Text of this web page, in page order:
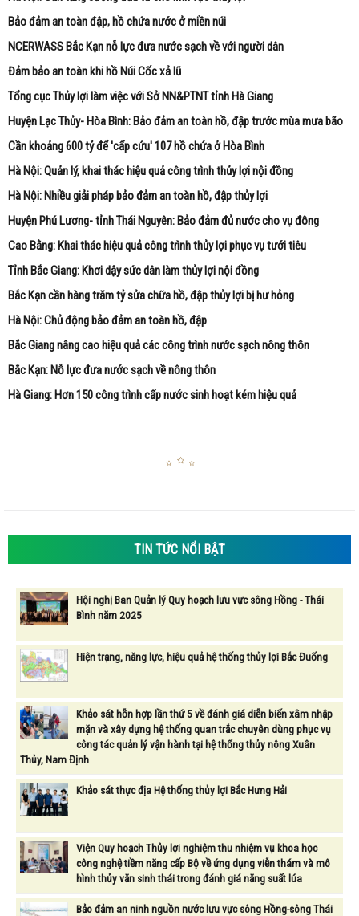
Bảo đảm an toàn đập, hồ chứa nước ở miền núi
NCERWASS Bắc Kạn nỗ lực đưa nước sạch về với người dân
Đảm bảo an toàn khi hồ Núi Cốc xả lũ
Tổng cục Thủy lợi làm việc với Sở NN&PTNT tỉnh Hà Giang
Huyện Lạc Thủy- Hòa Bình: Bảo đảm an toàn hồ, đập trước mùa mưa bão
Cần khoảng 600 tỷ để 'cấp cứu' 107 hồ chứa ở Hòa Bình
Hà Nội: Quản lý, khai thác hiệu quả công trình thủy lợi nội đồng
Hà Nội: Nhiều giải pháp bảo đảm an toàn hồ, đập thủy lợi
Huyện Phú Lương- tỉnh Thái Nguyên: Bảo đảm đủ nước cho vụ đông
Cao Bằng: Khai thác hiệu quả công trình thủy lợi phục vụ tưới tiêu
Tỉnh Bắc Giang: Khơi dậy sức dân làm thủy lợi nội đồng
Bắc Kạn cần hàng trăm tỷ sửa chữa hồ, đập thủy lợi bị hư hỏng
Hà Nội: Chủ động bảo đảm an toàn hồ, đập
Bắc Giang nâng cao hiệu quả các công trình nước sạch nông thôn
Bắc Kạn: Nỗ lực đưa nước sạch về nông thôn
Hà Giang: Hơn 150 công trình cấp nước sinh hoạt kém hiệu quả
TIN TỨC NỔI BẬT
Hội nghị Ban Quản lý Quy hoạch lưu vực sông Hồng - Thái
Bình năm 2025
Hiện trạng, năng lực, hiệu quả hệ thống thủy lợi Bắc Đuống
Khảo sát hỗn hợp lần thứ 5 về đánh giá diễn biến xâm nhập
mặn và xây dựng hệ thống quan trắc chuyên dùng phục vụ
công tác quản lý vận hành tại hệ thống thủy nông Xuân
Thủy, Nam Định
Khảo sát thực địa Hệ thống thủy lợi Bắc Hưng Hải
Viện Quy hoạch Thủy lợi nghiệm thu nhiệm vụ khoa học
công nghệ tiềm năng cấp Bộ về ứng dụng viễn thám và mô
hình thủy văn sinh thái trong đánh giá năng suất lúa
Bảo đảm an ninh nguồn nước lưu vực sông Hồng-sông Thái